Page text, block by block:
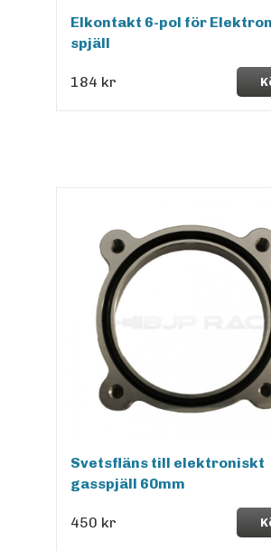
Elkontakt 6-pol för
spjäll
184 kr
Svetsfläns till elektroniskt
gasspjäll 60mm
450 kr